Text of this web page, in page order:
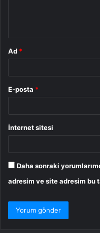
Ad *
E-posta *
İnternet sitesi
Daha sonraki
adresim ve site adresim bu